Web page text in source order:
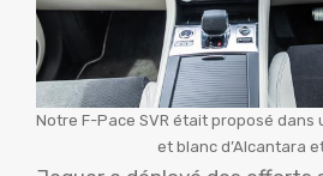
Notre F-Pace SVR était proposé dans
et blanc d’Alcantara